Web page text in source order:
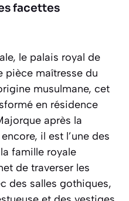
facettes
le palais royal de
pièce maîtresse du
musulmane, cet
en résidence
après la
il est l’une des
famille royale
de traverser les
des salles gothiques,